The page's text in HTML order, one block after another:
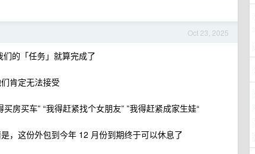
Oct 23, 2025
们的「任务」就算完成了
肯定无法接受
房买车” “我得赶紧找个女朋友” ”我得赶紧成家生娃“
，这份外包到今年 12 月份到期终于可以休息了